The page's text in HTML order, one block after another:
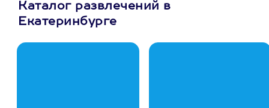
Каталог развлечений в
Екатеринбурге